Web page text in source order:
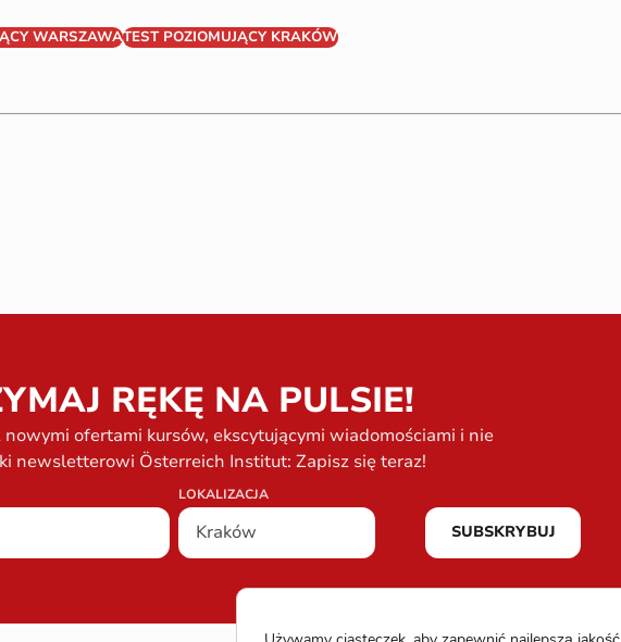
WARSZAWATEST POZIOMUJĄCY KRAKÓW
RĘKĘ NA PULSIE!
nowymi ofertami kursów, ekscytującymi wiadomościami i nie
newsletterowi Österreich Institut: Zapisz się teraz!
LOKALIZACJA
SUBSKRYBUJ